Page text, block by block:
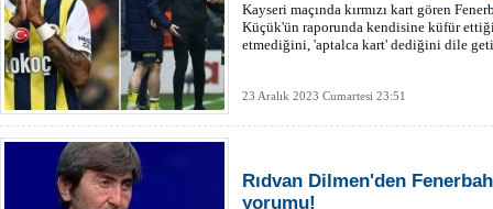
Kayseri maçında kırmızı kart gören
Küçük'ün raporunda kendisine küfür
etmediğini, 'aptalca kart' dediğini dile
23 Aralık 2023 Cumartesi 23:51
Rıdvan Dilmen'den
yorumu!